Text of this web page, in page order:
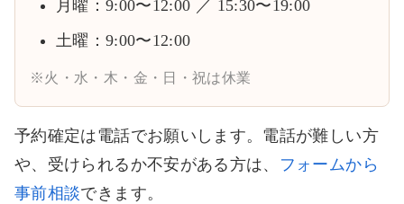
月曜：9:00〜12:00 ／ 15:30〜19:00
土曜：9:00〜12:00
※火・水・木・金・日・祝は休業
予約確定は電話でお願いします。電話が難しい方
や、受けられるか不安がある方は、
フォームから
事前相談できます。